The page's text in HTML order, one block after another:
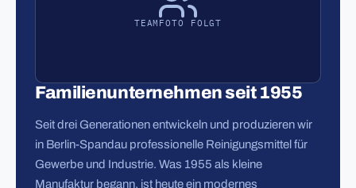
TEAMFOTO FOLGT
Familienunternehmen seit 1955
Seit drei Generationen entwickeln und produzieren wir
in Berlin-Spandau professionelle Reinigungsmittel für
Gewerbe und Industrie. Was 1955 als kleine
Manufaktur begann, ist heute ein modernes